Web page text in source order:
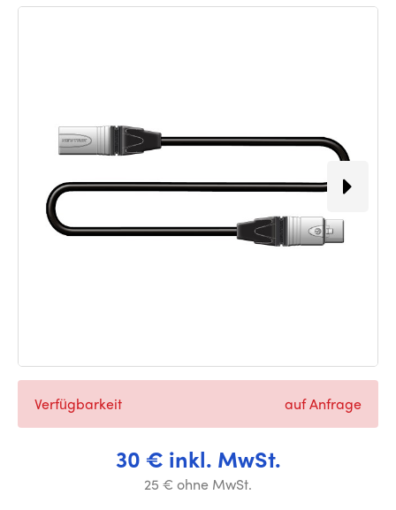
30 € inkl. MwSt.
25 € ohne MwSt.
Verfügbarkeit auf Anfrage